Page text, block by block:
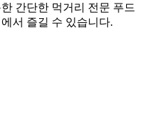
간단한 먹거리 전문 푸드
서 즐길 수 있습니다.